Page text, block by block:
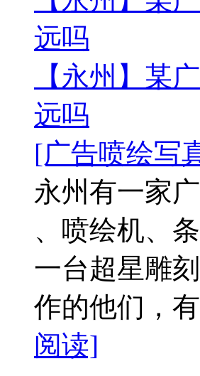
远吗
【永州】某
远吗
[广告喷绘写
永州有一家
、喷绘机、
一台超星雕
作的他们，
阅读]